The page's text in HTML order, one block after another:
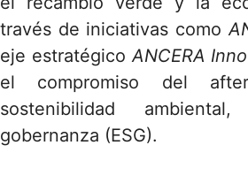
través de iniciativas como
eje estratégicoANCERA
el compromiso del
sostenibilidad
gobernanza (ESG).